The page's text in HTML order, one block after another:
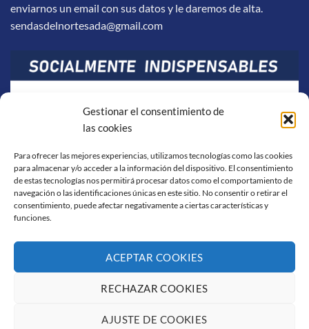
Gestionar el consentimiento de
las cookies
Para ofrecer las mejores experiencias, utilizamos tecnologías como las cookies
para almacenar y/o acceder a la información del dispositivo. El consentimiento
de estas tecnologías nos permitirá procesar datos como el comportamiento de
navegación o las identificaciones únicas en este sitio. No consentir o retirar el
consentimiento, puede afectar negativamente a ciertas características y
funciones.
ACEPTAR COOKIES
RECHAZAR COOKIES
AJUSTE DE COOKIES
enviarnos un email con sus datos y le daremos de alta.
sendasdelnortesada@gmail.com
Visa PayPal Stripe MasterCard
POLÍTICA DE COOKIES CONDICIONES DE COMPRA